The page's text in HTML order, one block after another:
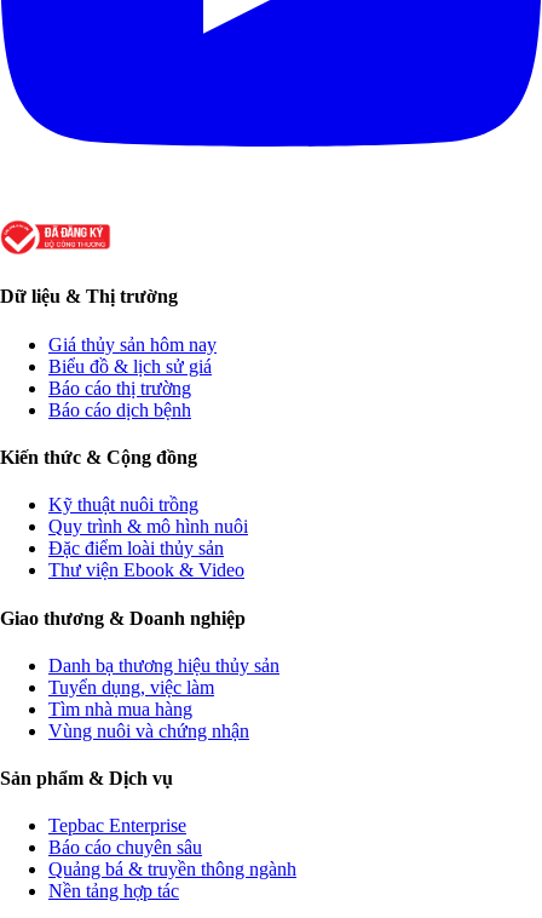
Dữ liệu & Thị trường
Giá thủy sản hôm nay
Biểu đồ & lịch sử giá
Báo cáo thị trường
Báo cáo dịch bệnh
Kiến thức & Cộng đồng
Kỹ thuật nuôi trồng
Quy trình & mô hình nuôi
Đặc điểm loài thủy sản
Thư viện Ebook & Video
Giao thương & Doanh nghiệp
Danh bạ thương hiệu thủy sản
Tuyển dụng, việc làm
Tìm nhà mua hàng
Vùng nuôi và chứng nhận
Sản phẩm & Dịch vụ
Tepbac Enterprise
Báo cáo chuyên sâu
Quảng bá & truyền thông ngành
Nền tảng hợp tác